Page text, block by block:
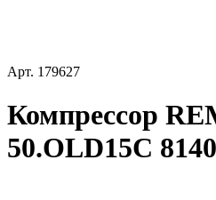
Арт. 179627
Компрессор
50.OLD15С